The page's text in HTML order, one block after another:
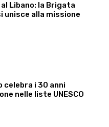
Libano: la Brigata
unisce alla missione
celebra i 30 anni
nelle liste UNESCO